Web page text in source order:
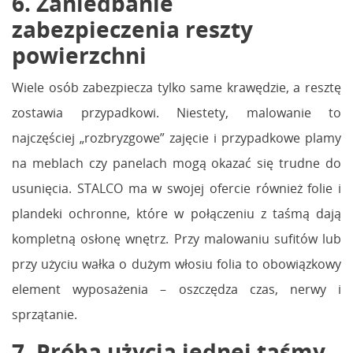
zabezpieczenia reszty
powierzchni
Wiele osób zabezpiecza tylko same krawędzie, a resztę
zostawia przypadkowi. Niestety, malowanie to
najczęściej „rozbryzgowe” zajęcie i przypadkowe plamy
na meblach czy panelach mogą okazać się trudne do
usunięcia. STALCO ma w swojej ofercie również folie i
plandeki ochronne, które w połączeniu z taśmą dają
kompletną osłonę wnętrz. Przy malowaniu sufitów lub
przy użyciu wałka o dużym włosiu folia to obowiązkowy
element wyposażenia – oszczędza czas, nerwy i
sprzątanie.